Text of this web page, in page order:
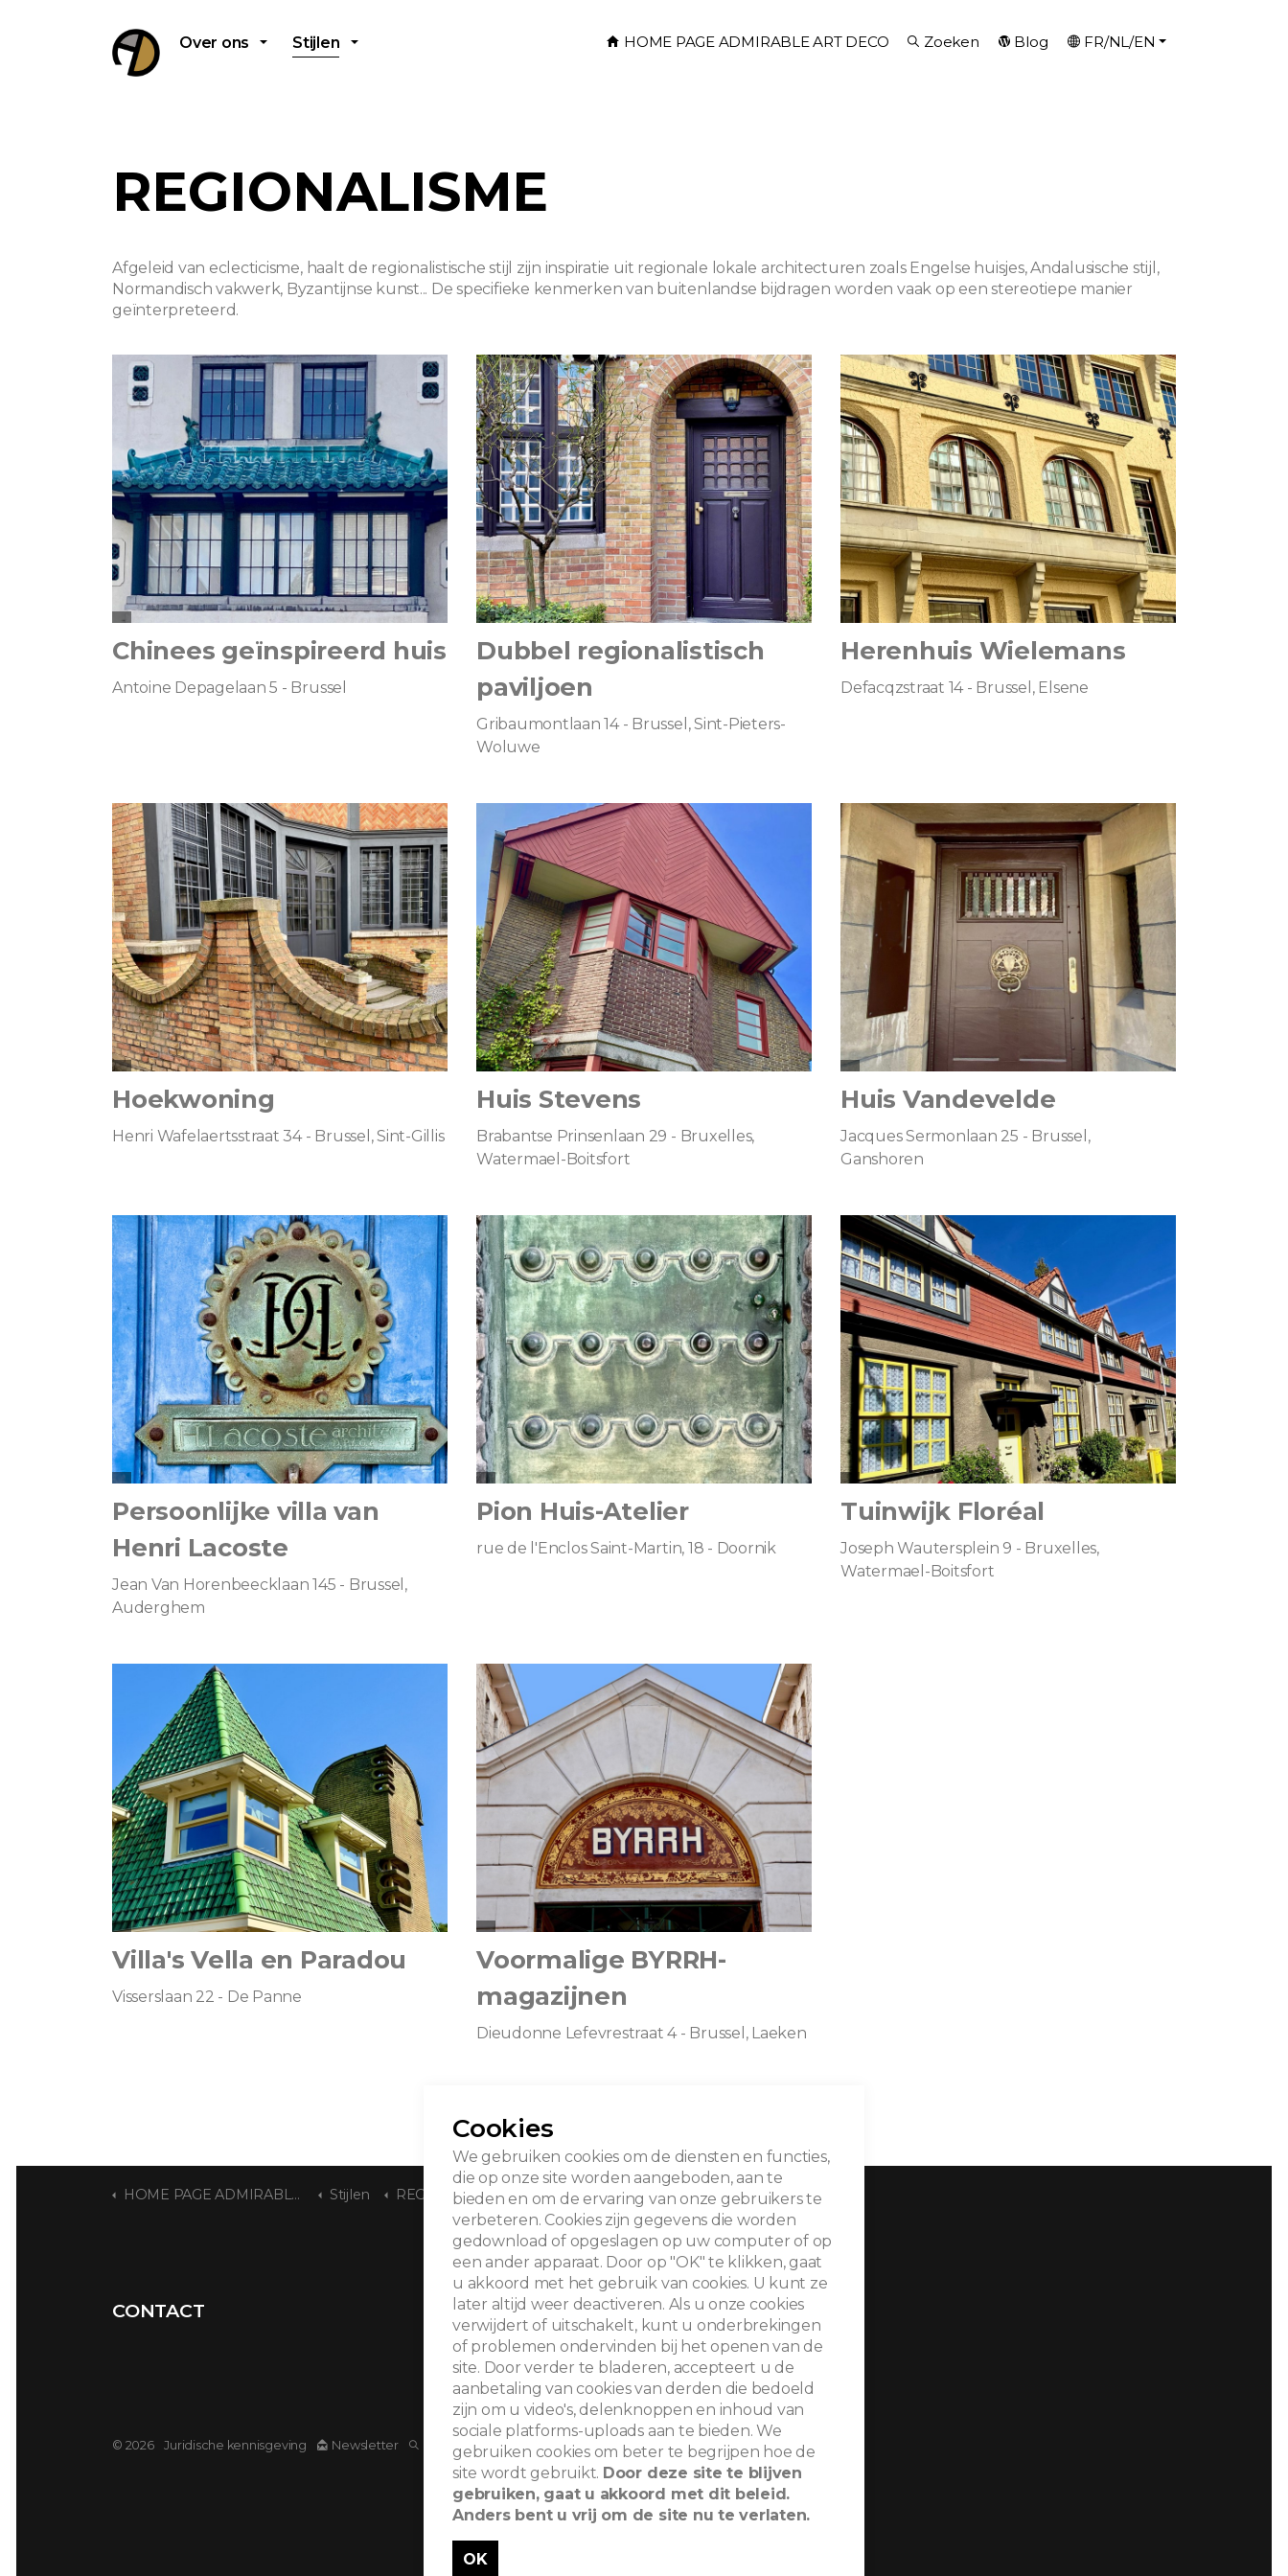
Over ons Stijlen HOME PAGE ADMIRABLE ART DECO Zoeken Blog FR/NL/EN
REGIONALISME
Afgeleid van eclecticisme, haalt de regionalistische stijl zijn inspiratie uit regionale lokale architecturen zoals Engelse huisjes, Andalusische stijl,
Normandisch vakwerk, Byzantijnse kunst... De specifieke kenmerken van buitenlandse bijdragen worden vaak op een stereotiepe manier
geïnterpreteerd.
Chinees geïnspireerd huis
Antoine Depagelaan 5 - Brussel
Dubbel regionalistisch
paviljoen
Gribaumontlaan 14 - Brussel, Sint-Pieters-
Woluwe
Herenhuis Wielemans
Defacqzstraat 14 - Brussel, Elsene
Hoekwoning
Henri Wafelaertsstraat 34 - Brussel, Sint-Gillis
Huis Stevens
Brabantse Prinsenlaan 29 - Bruxelles,
Watermael-Boitsfort
Huis Vandevelde
Jacques Sermonlaan 25 - Brussel,
Ganshoren
Persoonlijke villa van
Henri Lacoste
Jean Van Horenbeecklaan 145 - Brussel,
Auderghem
Pion Huis-Atelier
rue de l'Enclos Saint-Martin, 18 - Doornik
Tuinwijk Floréal
Joseph Wautersplein 9 - Bruxelles,
Watermael-Boitsfort
Villa's Vella en Paradou
Visserslaan 22 - De Panne
Voormalige BYRRH-
magazijnen
Dieudonne Lefevrestraat 4 - Brussel, Laeken
HOME PAGE ADMIRABLE ART DECO Stijlen REGIONALISME
CONTACT
© 2026 Juridische kennisgeving Newsletter Zoeken
Cookies
We gebruiken cookies om de diensten en functies,
die op onze site worden aangeboden, aan te
bieden en om de ervaring van onze gebruikers te
verbeteren. Cookies zijn gegevens die worden
gedownload of opgeslagen op uw computer of op
een ander apparaat. Door op "OK" te klikken, gaat
u akkoord met het gebruik van cookies. U kunt ze
later altijd weer deactiveren. Als u onze cookies
verwijdert of uitschakelt, kunt u onderbrekingen
of problemen ondervinden bij het openen van de
site. Door verder te bladeren, accepteert u de
aanbetaling van cookies van derden die bedoeld
zijn om u video's, delenknoppen en inhoud van
sociale platforms-uploads aan te bieden. We
gebruiken cookies om beter te begrijpen hoe de
site wordt gebruikt. Door deze site te blijven
gebruiken, gaat u akkoord met dit beleid.
Anders bent u vrij om de site nu te verlaten.
OK